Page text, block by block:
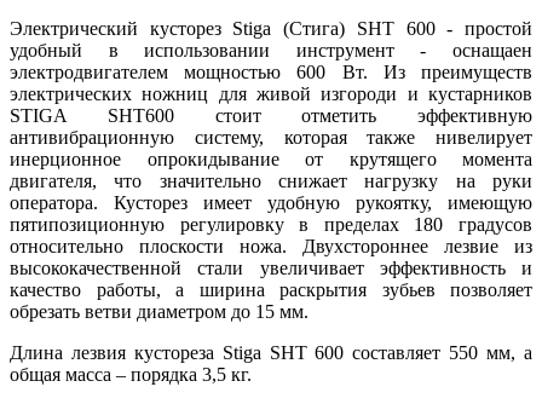
Электрический кусторез Stiga (Стига) SHT 600 - простой
удобный в использовании инструмент - оснащаен
электродвигателем мощностью 600 Вт. Из преимуществ
электрических ножниц для живой изгороди и кустарников
STIGA SHT600 стоит отметить эффективную
антивибрационную систему, которая также нивелирует
инерционное опрокидывание от крутящего момента
двигателя, что значительно снижает нагрузку на руки
оператора. Кусторез имеет удобную рукоятку, имеющую
пятипозиционную регулировку в пределах 180 градусов
относительно плоскости ножа. Двухстороннее лезвие из
высококачественной стали увеличивает эффективность и
качество работы, а ширина раскрытия зубьев позволяет
обрезать ветви диаметром до 15 мм.
Длина лезвия кустореза Stiga SHT 600 составляет 550 мм, а
общая масса – порядка 3,5 кг.